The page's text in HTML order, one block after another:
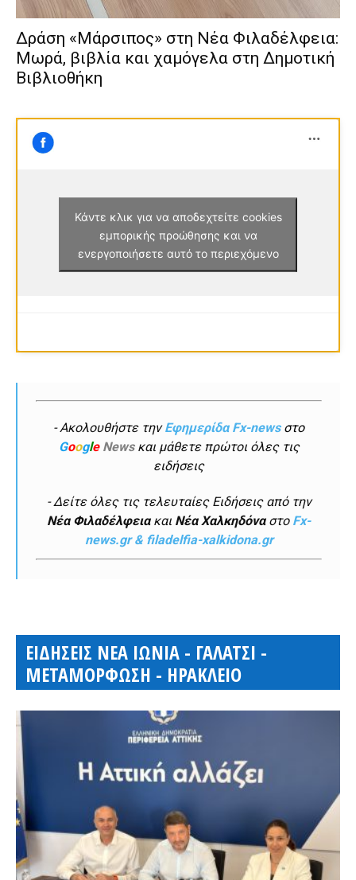
Δράση «Μάρσιπος» στη Νέα Φιλαδέλφεια:
Μωρά, βιβλία και χαμόγελα στη Δημοτική
Βιβλιοθήκη
Κάντε κλικ για να αποδεχτείτε cookies
εμπορικής προώθησης και να
ενεργοποιήσετε αυτό το περιεχόμενο
- Ακολουθήστε τηνΕφημερίδα Fx-newsστο
Google Newsκαι μάθετε πρώτοι όλες τις
ειδήσεις
- Δείτε όλες τις τελευταίες Ειδήσεις από την
Νέα Φιλαδέλφειακαι Νέα Χαλκηδόναστο Fx-
news.gr & filadelfia-xalkidona.gr
ΕΙΔΗΣΕΙΣ ΝΕΑ ΙΩΝΙΑ - ΓΑΛΑΤΣΙ -
ΜΕΤΑΜΟΡΦΩΣΗ - ΗΡΑΚΛΕΙΟ